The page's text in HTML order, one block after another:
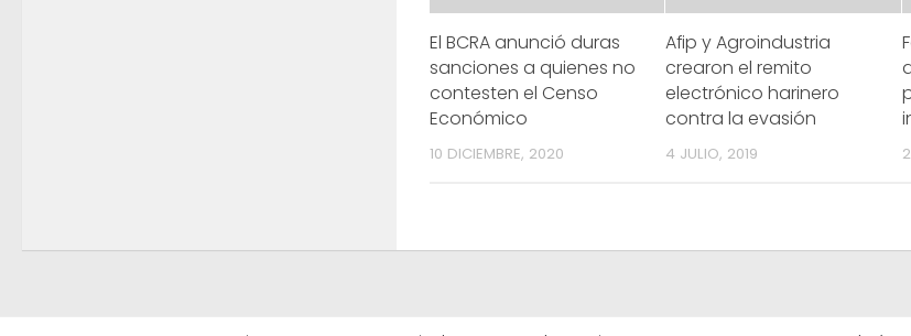
El BCRA anunció duras
sanciones a quienes no
contesten el Censo
Económico
10 DICIEMBRE, 2020
Afip y Agroindustria
crearon el remito
electrónico harinero
contra la evasión
4 JULIO, 2019